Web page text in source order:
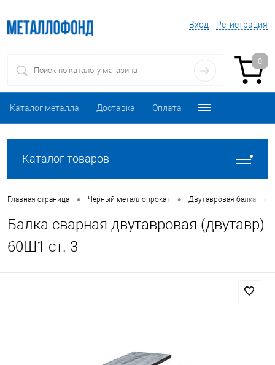
Вход Регистрация
0
Каталог металла Доставка Оплата
Каталог товаров
Главная страница • Черный металлопрокат • Двутавровая балка
Балка сварная двутавровая (двутавр)
60Ш1 ст. 3